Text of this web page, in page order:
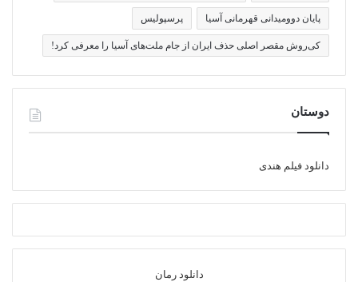
پایان دوومیدانی قهرمانی آسیا پرسپولیس
کی‌روش مقصر اصلی حذف ایران از جام ملت‌های آسیا را معرفی کرد!
دوستان
دانلود فیلم هندی
دانلود رمان